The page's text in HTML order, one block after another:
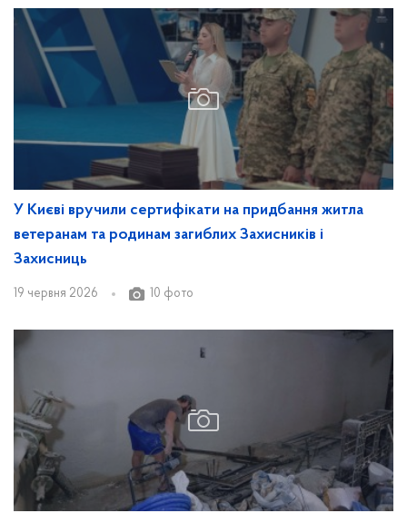
У Києві вручили сертифікати на придбання житла
ветеранам та родинам загиблих Захисників і
Захисниць
19 червня 2026 10 фото